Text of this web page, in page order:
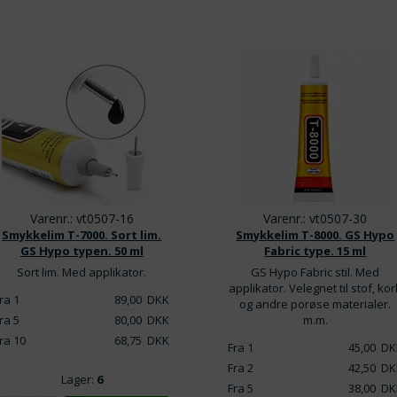
Varenr.: vt0507-16
Smykkelim T-7000. Sort lim.
GS Hypo typen. 50 ml
Sort lim. Med applikator.
1
89,00 DKK
5
80,00 DKK
10
68,75 DKK
Lager: 6
Varenr.: vt0507-30
Smykkelim T-8000. GS Hypo
Fabric type. 15 ml
GS Hypo Fabric stil. Med
applikator. Velegnet til stof,
og andre porøse materialer.
m.m.
Fra 1
45,00
Fra 2
42,50
Fra 5
38,00